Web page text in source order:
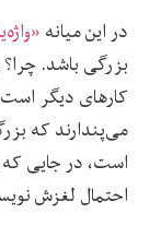
در این میانه
بزرگی باشد.
کارهای دیگر
می‌پندارند که
است، در جایی
احتمال لغزش